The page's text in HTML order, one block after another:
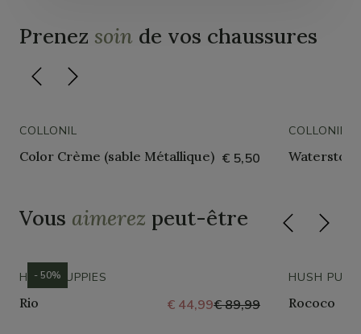
Prenez soin de vos chaussures
COLLONIL
Color Crème (sable Métallique) € 5,50
COLLONIL
Waterstop
Vous aimerez peut-être
HUSH PUPPIES
Rio € 44,99€ 89,99
- 50% HUSH
Rococo